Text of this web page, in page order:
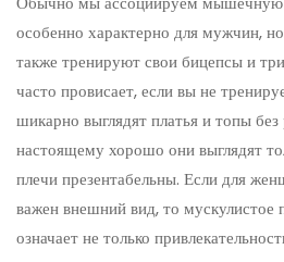
особенно характерно для мужчин,
также тренируют свои бицепсы и
часто провисает, если вы не
шикарно выглядят платья и топы
настоящему хорошо они выглядят
плечи презентабельны. Если для
важен внешний вид, то
означает не только